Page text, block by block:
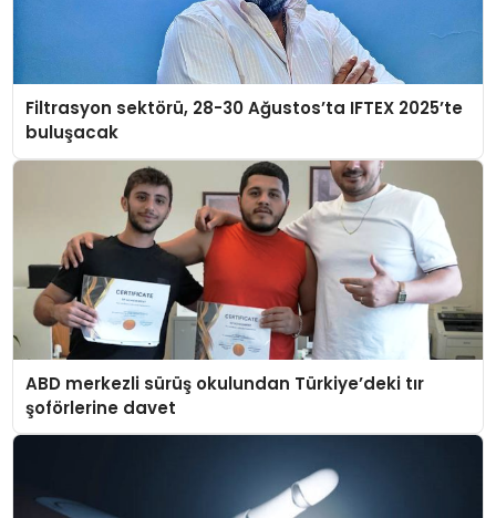
Filtrasyon sektörü, 28-30 Ağustos’ta IFTEX 2025’te
buluşacak
ABD merkezli sürüş okulundan Türkiye’deki tır
şoförlerine davet